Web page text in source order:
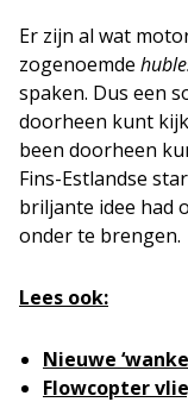
Er zijn al wat
zogenoemde
spaken. Dus een
doorheen kunt
been doorheen
Fins-Estlandse
briljante idee had
onder te brengen.
Lees ook:
Nieuwe
Flowcopter